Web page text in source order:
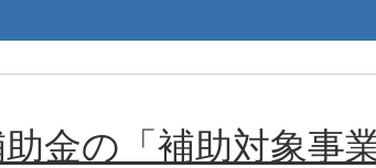
金の「補助対象事